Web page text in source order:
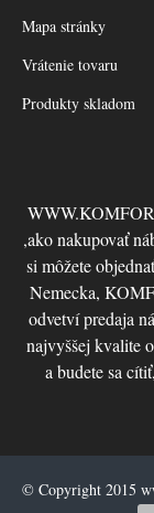
Mapa stránky
Vrátenie tovaru
Produkty skladom
,ako nakupovať
si môžete
Nemecka,
odvetví predaja
najvyššej kvalite
a budete sa
© Copyright 2015